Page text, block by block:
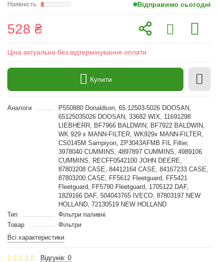
Відправимо сьогодні
528 ₴
Ціна актуальна без відтермінування оплати
Купити
Аналоги
P550880 Donaldson, 65.12503-5026 DOOSAN,
65125035026 DOOSAN, 33682 WIX, 11691298
LIEBHERR, BF7966 BALDWIN, BF7922 BALDWIN,
WK 929 x MANN-FILTER, WK929x MANN-FILTER,
CS0145M Sampiyon, ZP3043AFMB FIL Filter,
3978040 CUMMINS, 4897897 CUMMINS, 4989106
CUMMINS, RECFF0542100 JOHN DEERE,
87803208 CASE, 84412164 CASE, 84167233 CASE,
87803200 CASE, FF5612 Fleetguard, FF5421
Fleetguard, FF5790 Fleetguard, 1705122 DAF,
1829166 DAF, 504043765 IVECO, 87803197 NEW
HOLLAND, 72130519 NEW HOLLAND
Тип
Фільтри паливні
Товар
Фільтри
Всі характеристики
Відгуків: 0